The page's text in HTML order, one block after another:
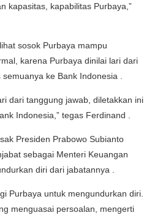
kapasitas, kapabilitas Purbaya,”
sosok Purbaya mampu
karena Purbaya dinilai lari dari
ke Bank Indonesia .
dari tanggung jawab, diletakkan ini
Indonesia,” tegas Ferdinand .
Presiden Prabowo Subianto
sebagai Menteri Keuangan
diri dari jabatannya .
Purbaya untuk mengundurkan diri.
menguasai persoalan, mengerti